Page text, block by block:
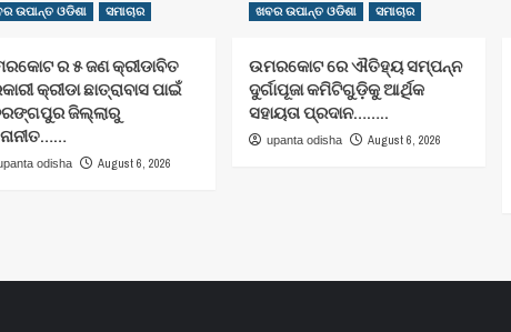
ଉପାନ୍ତ ଓଡିଶା ସମାଚାର
ର ୫ ଜଣ କ୍ରୀଡାବିତ
କ୍ରୀଡା ଛାତ୍ରାବାସ ପାଇଁ
ଜିଲ୍ଲାରୁ
odisha August 6, 2026
ଖବର ଉପାନ୍ତ ଓଡିଶା ସମାଚାର
ଉମରକୋଟ ରେ ଐତିହ୍ୟ ସମ୍ପନ୍ନ
ଦୁର୍ଗାପୂଜା କମିଟିଗୁଡ଼ିକୁ ଆର୍ଥିକ
ସହାୟତା ପ୍ରଦାନ……..
upanta odisha August 6, 2026